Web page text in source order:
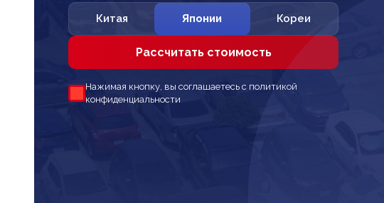
Китая Японии Кореи
Рассчитать стоимость
Нажимая кнопку, вы соглашаетесь с политикой
конфиденциальности